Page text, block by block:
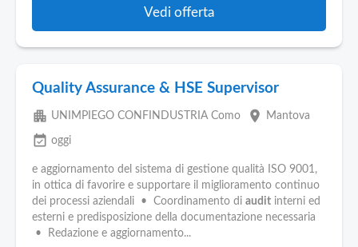
Vedi offerta
Quality Assurance & HSE Supervisor
apartment UNIMPIEGO CONFINDUSTRIA Como place Mantova
event_available oggi
e aggiornamento del sistema di gestione qualità ISO 9001,
in ottica di favorire e supportare il miglioramento continuo
dei processi aziendali • Coordinamento di audit interni ed
esterni e predisposizione della documentazione necessaria
• Redazione e aggiornamento...